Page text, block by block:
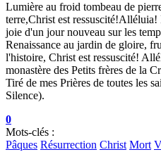
Lumière au froid tombeau de
terre,Christ est ressuscité!Alléluia!
joie d'un jour nouveau sur les
Renaissance au jardin de gloire,
l'histoire, Christ est ressuscité!
monastère des Petits frères de la
Tiré de mes Prières de toutes les
Silence).
0
Mots-clés :
Pâques Résurrection Christ Mort